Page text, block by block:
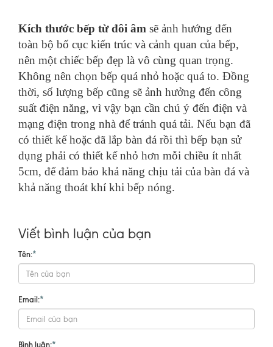
Kích thước bếp từ đôi âm sẽ ảnh hướng đến
toàn bộ bố cục kiến trúc và cảnh quan của bếp,
nên một chiếc bếp đẹp là vô cùng quan trọng.
Không nên chọn bếp quá nhỏ hoặc quá to. Đồng
thời, số lượng bếp cũng sẽ ảnh hưởng đến công
suất điện năng, vì vậy bạn cần chú ý đến điện và
mạng điện trong nhà để tránh quá tải. Nếu bạn đã
có thiết kế hoặc đã lắp bàn đá rồi thì bếp bạn sử
dụng phải có thiết kế nhỏ hơn mỗi chiều ít nhất
5cm, để đảm bảo khả năng chịu tải của bàn đá và
khả năng thoát khí khi bếp nóng.
Viết bình luận của bạn
Tên:*
Email:*
Bình luận:*